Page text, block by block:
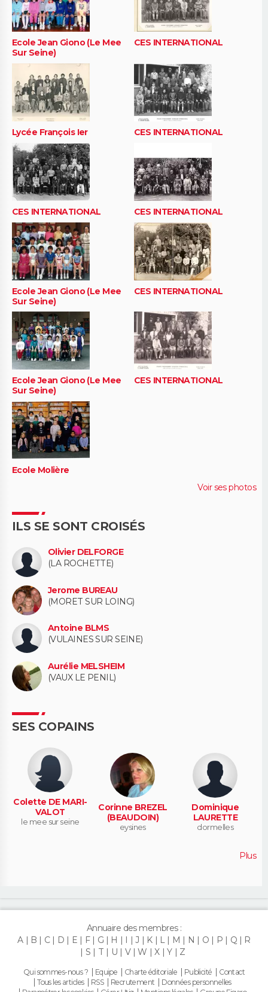
Ecole Jean Giono (Le Mee
Sur Seine)
CES INTERNATIONAL
Lycée François Ier CES INTERNATIONAL
CES INTERNATIONAL CES INTERNATIONAL
Ecole Jean Giono (Le Mee
Sur Seine)
CES INTERNATIONAL
Ecole Jean Giono (Le Mee
Sur Seine)
CES INTERNATIONAL
Ecole Molière
Voir ses photos
ILS SE SONT CROISÉS
Olivier DELFORGE
(LA ROCHETTE)
Jerome BUREAU
(MORET SUR LOING)
Antoine BLMS
(VULAINES SUR SEINE)
Aurélie MELSHEIM
(VAUX LE PENIL)
SES COPAINS
Colette DE MARI-
VALOT
le mee sur seine
Corinne BREZEL
(BEAUDOIN)
eysines
Dominique
LAURETTE
dormelles
Plus
Annuaire des membres :
A
B C D E F G H J K L M N O P Q
R
S
T U V W X Y Z
Qui sommes-nous ? Equipe Charte éditoriale Publicité
Contact
Tous les articles
RSS Recrutement
Données personnelles